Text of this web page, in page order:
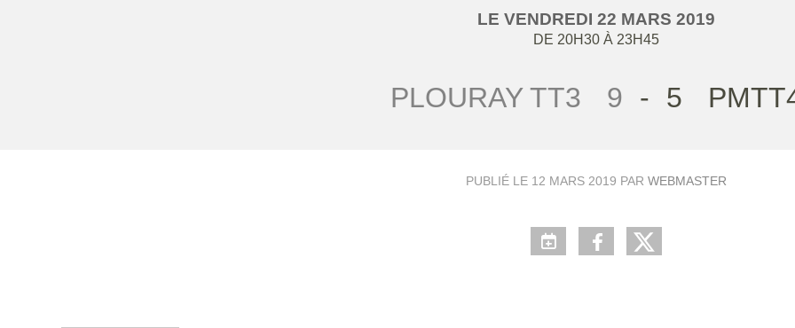
LE VENDREDI 22 MARS 2019
DE 20H30 À 23H45
PLOURAY TT3 9 - 5
PUBLIÉ LE 12 MARS 2019 PAR WEBMASTER